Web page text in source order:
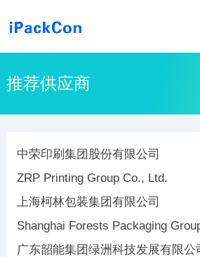
推荐供应商
中荣印刷集团股份有限公司
ZRP Printing Group Co., Ltd.
上海柯林包装集团有限公司
Shanghai Forests Packaging
广东韶能集团绿洲科技发展有限公